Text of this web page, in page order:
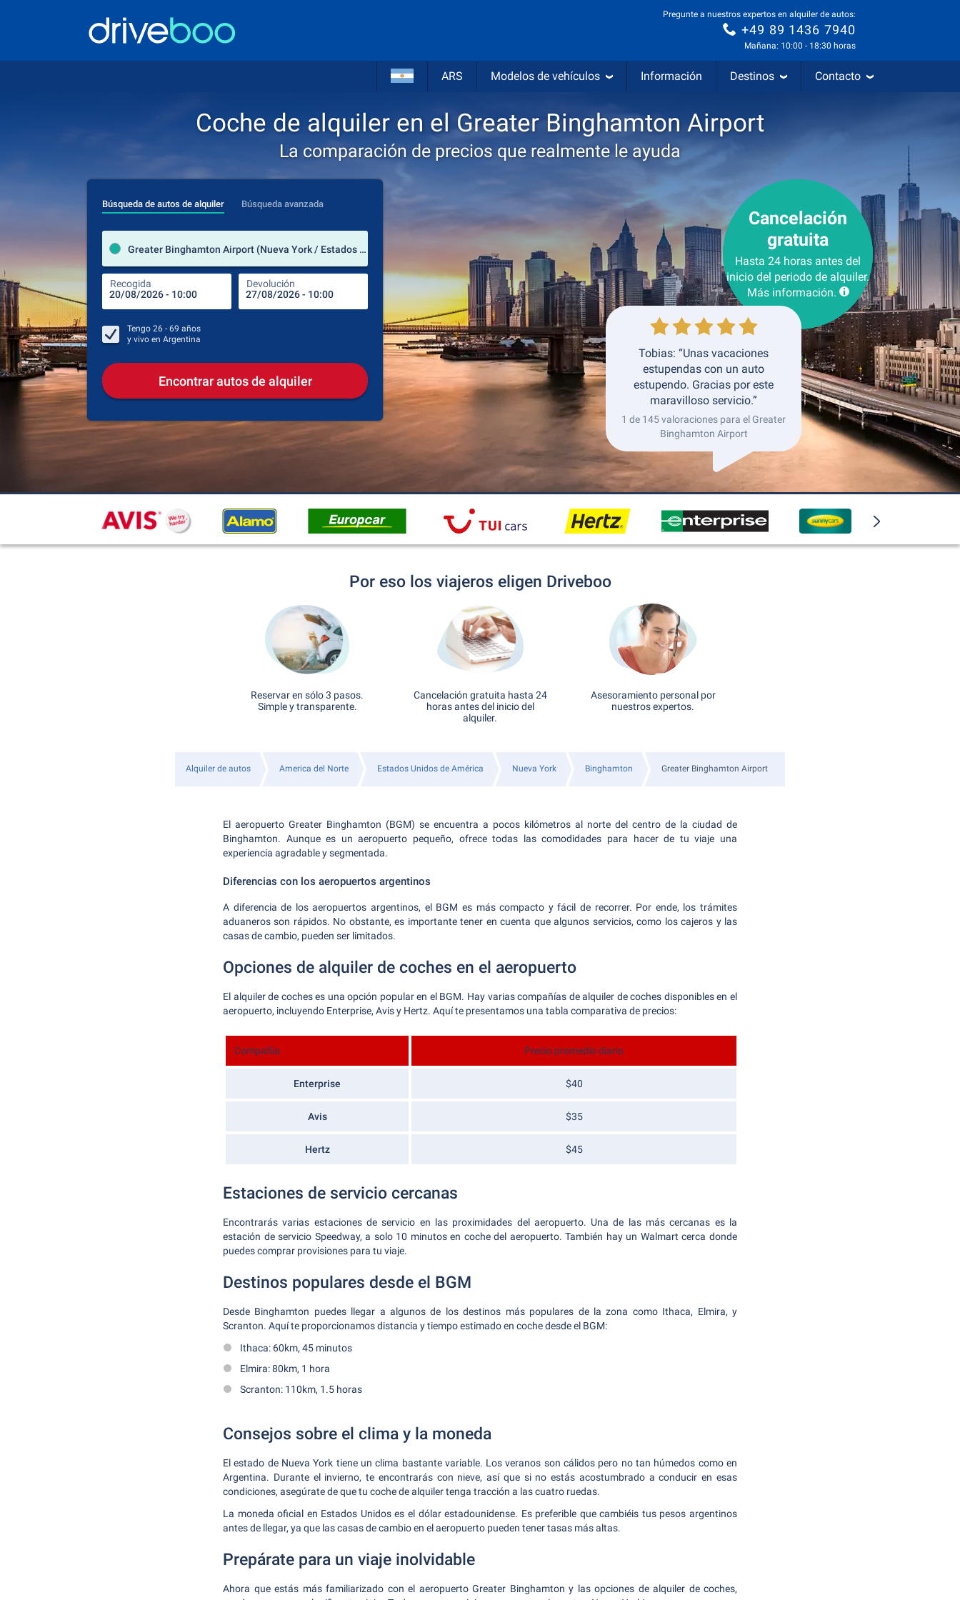
Pregunte a nuestros expertos en alquiler de autos:
+49 89 1436 7940
Mañana: 10:00 - 18:30 horas
ARS Modelos de vehículos Información Destinos Contacto
Coche de alquiler en el Greater Binghamton Airport
La comparación de precios que realmente le ayuda
Búsqueda de autos de alquiler Búsqueda avanzada
Greater Binghamton Airport (Nueva York / Estados Unidos de América)
Recogida Devolución Lugar de devolución
Recogida Devolución
Tengo 26 - 69 años
y vivo en Argentina
Encontrar autos de alquiler
Cancelación
gratuita
Hasta 24 horas antes del
inicio del periodo de alquiler.
Más información.
Tobias: “Unas vacaciones
estupendas con un auto
estupendo. Gracias por este
maravilloso servicio.”
1 de 145 valoraciones para el Greater
Binghamton Airport
Por eso los viajeros eligen Driveboo
Reservar en sólo 3 pasos.
Simple y transparente.
Cancelación gratuita hasta 24
horas antes del inicio del
alquiler.
Asesoramiento personal por
nuestros expertos.
Alquiler de autos America del Norte Estados Unidos de América Nueva York Binghamton Greater Binghamton Airport
El aeropuerto Greater Binghamton (BGM) se encuentra a pocos kilómetros al norte del centro de la ciudad de
Binghamton. Aunque es un aeropuerto pequeño, ofrece todas las comodidades para hacer de tu viaje una
experiencia agradable y segmentada.
Diferencias con los aeropuertos argentinos
A diferencia de los aeropuertos argentinos, el BGM es más compacto y fácil de recorrer. Por ende, los trámites
aduaneros son rápidos. No obstante, es importante tener en cuenta que algunos servicios, como los cajeros y las
casas de cambio, pueden ser limitados.
Opciones de alquiler de coches en el aeropuerto
El alquiler de coches es una opción popular en el BGM. Hay varias compañías de alquiler de coches disponibles en el
aeropuerto, incluyendo Enterprise, Avis y Hertz. Aquí te presentamos una tabla comparativa de precios:
Compañía Precio promedio diario
Enterprise $40
Avis $35
Hertz $45
Estaciones de servicio cercanas
Encontrarás varias estaciones de servicio en las proximidades del aeropuerto. Una de las más cercanas es la
estación de servicio Speedway, a solo 10 minutos en coche del aeropuerto. También hay un Walmart cerca donde
puedes comprar provisiones para tu viaje.
Destinos populares desde el BGM
Desde Binghamton puedes llegar a algunos de los destinos más populares de la zona como Ithaca, Elmira, y
Scranton. Aquí te proporcionamos distancia y tiempo estimado en coche desde el BGM:
Ithaca: 60km, 45 minutos
Elmira: 80km, 1 hora
Scranton: 110km, 1.5 horas
Consejos sobre el clima y la moneda
El estado de Nueva York tiene un clima bastante variable. Los veranos son cálidos pero no tan húmedos como en
Argentina. Durante el invierno, te encontrarás con nieve, así que si no estás acostumbrado a conducir en esas
condiciones, asegúrate de que tu coche de alquiler tenga tracción a las cuatro ruedas.
La moneda oficial en Estados Unidos es el dólar estadounidense. Es preferible que cambiéis tus pesos argentinos
antes de llegar, ya que las casas de cambio en el aeropuerto pueden tener tasas más altas.
Prepárate para un viaje inolvidable
Ahora que estás más familiarizado con el aeropuerto Greater Binghamton y las opciones de alquiler de coches,